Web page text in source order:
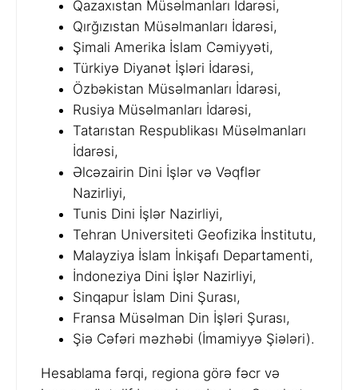
Qazaxıstan Müsəlmanları İdarəsi,
Qırğızıstan Müsəlmanları İdarəsi,
Şimali Amerika İslam Cəmiyyəti,
Türkiyə Diyanət İşləri İdarəsi,
Özbəkistan Müsəlmanları İdarəsi,
Rusiya Müsəlmanları İdarəsi,
Tatarıstan Respublikası Müsəlmanları
İdarəsi,
Əlcəzairin Dini İşlər və Vəqflər
Nazirliyi,
Tunis Dini İşlər Nazirliyi,
Tehran Universiteti Geofizika İnstitutu,
Malayziya İslam İnkişafı Departamenti,
İndoneziya Dini İşlər Nazirliyi,
Sinqapur İslam Dini Şurası,
Fransa Müsəlman Din İşləri Şurası,
Şiə Cəfəri məzhəbi (İmamiyyə Şiələri).
Hesablama fərqi, regiona görə fəcr və